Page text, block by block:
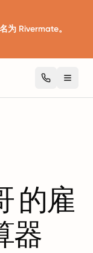
为 Rivermate。
的雇
器